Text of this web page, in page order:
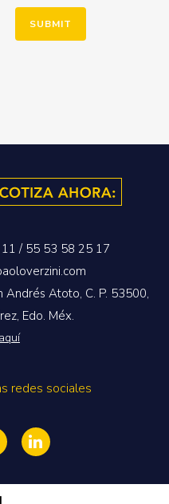
/ 55 53 58 25 17
Atoto, C. P. 53500,
Edo. Méx.
redes sociales